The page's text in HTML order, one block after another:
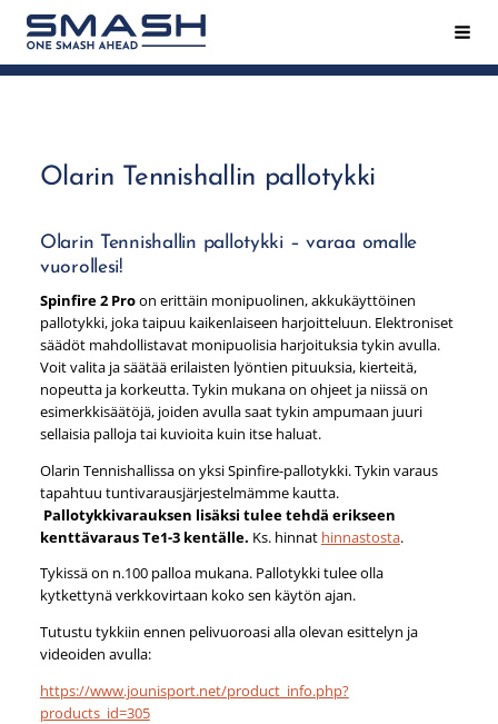
Siirry
sivun
sisältöön
Smash ry - Suomen suurin mailapeliseura
Olarin Tennishallin pallotykki
Olarin Tennishallin pallotykki – varaa omalle
vuorollesi!
Spinfire 2 Proon erittäin monipuolinen, akkukäyttöinen
pallotykki, joka taipuu kaikenlaiseen harjoitteluun. Elektroniset
säädöt mahdollistavat monipuolisia harjoituksia tykin avulla.
Voit valita ja säätää erilaisten lyöntien pituuksia, kierteitä,
nopeutta ja korkeutta. Tykin mukana on ohjeet ja niissä on
esimerkkisäätöjä, joiden avulla saat tykin ampumaan juuri
sellaisia palloja tai kuvioita kuin itse haluat.
Olarin Tennishallissa on yksi Spinfire-pallotykki. Tykin varaus
tapahtuu tuntivarausjärjestelmämme kautta.
Pallotykkivarauksen lisäksi tulee tehdä erikseen
kenttävaraus Te1-3 kentälle. Ks. hinnat hinnastosta.
Tykissä on n.100 palloa mukana. Pallotykki tulee olla
kytkettynä verkkovirtaan koko sen käytön ajan.
Tutustu tykkiin ennen pelivuoroasi alla olevan esittelyn ja
videoiden avulla:
https://www.jounisport.net/product_info.php?
products_id=305